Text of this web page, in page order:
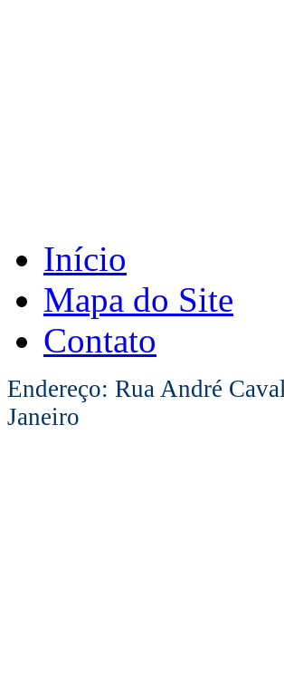
Início
Mapa do Site
Contato
Endereço: Rua André
Janeiro